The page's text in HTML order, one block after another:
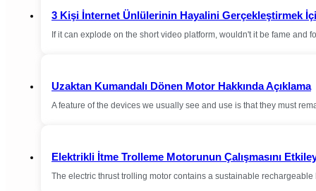
3 Kişi İnternet Ünlülerinin Hayalini Gerçekleştirmek
If it can explode on the short video platform, wouldn't it be fame and
Uzaktan Kumandalı Dönen Motor Hakkında Açıklama
A feature of the devices we usually see and use is that they must
Elektrikli İtme Trolleme Motorunun Çalışmasını
The electric thrust trolling motor contains a sustainable